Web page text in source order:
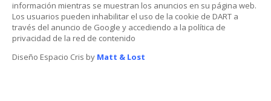
información mientras se muestran los anuncios en su página web.
Los usuarios pueden inhabilitar el uso de la cookie de DART a
través del anuncio de Google y accediendo a la política de
privacidad de la red de contenido
Diseño Espacio Cris by Matt & Lost